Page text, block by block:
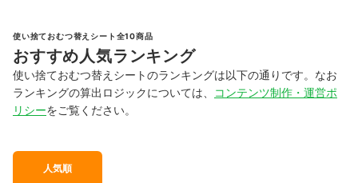
使い捨ておむつ替えシート全10商品
おすすめ人気ランキング
使い捨ておむつ替えシートのランキングは以下の通りです。なお
ランキングの算出ロジックについては、
コンテンツ制作・運営ポ
リシーをご覧ください。
人気順